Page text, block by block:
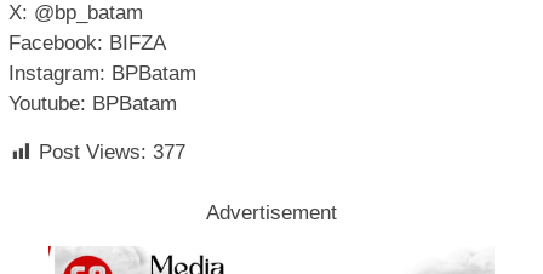
X: @bp_batam
Facebook: BIFZA
Instagram: BPBatam
Youtube: BPBatam
Post Views: 377
Advertisement